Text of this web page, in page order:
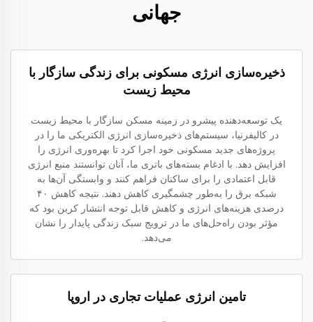
جهانی
ذخیره‌سازی انرژی مسکونی برای زندگی سازگار با
محیط زیست
یک توسعه‌دهنده پیشرو در زمینه مسکن سازگار با محیط زیست
در کالیفرنیا، سیستم‌های ذخیره‌سازی انرژی الکتریکی ما را در
پروژه‌های جدید مسکونی خود اجرا کرد تا بهره‌وری انرژی را
افزایش دهد. با ادغام بسته‌های باتری ما، آنان توانستند منبع انرژی
قابل اعتمادی را برای ساکنان فراهم کنند و وابستگی آن‌ها به
شبکه برق را به‌طور چشمگیری کاهش دهند. نتیجه کاهش ۴۰
درصدی هزینه‌های انرژی و کاهش قابل توجه انتشار کربن بود که
مؤثر بودن راه‌حل‌های ما در ترویج سبک زندگی پایدار را نشان
می‌دهد.
تامین انرژی عملیات تجاری در اروپا